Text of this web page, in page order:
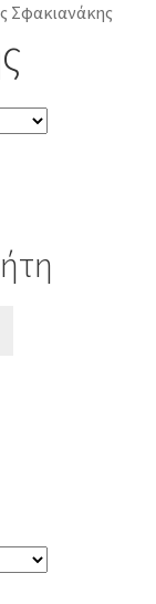
Σφακιανάκης